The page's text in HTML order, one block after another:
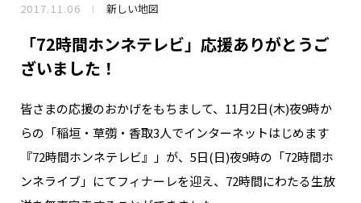
NEWS
SCHEDULE
PROFILE
稲垣 吾郎 草彅 剛 香取 慎吾
DISCOGRAPHY
2017.11.06 新しい地図
「72時間ホンネテレビ」応援ありがとうご
ざいました！
皆さまの応援のおかげをもちまして、11月2日(木)夜9時か
らの「稲垣・草彅・香取3人でインターネットはじめます
『72時間ホンネテレビ』」が、5日(日)夜9時の「72時間ホ
ンネライブ」にてフィナーレを迎え、72時間にわたる生放